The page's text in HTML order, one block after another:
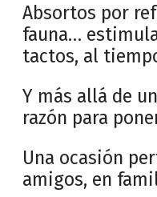
Absortos por
fauna…
tactos, al
Y más allá de
razón para
Una ocasión
amigos, en